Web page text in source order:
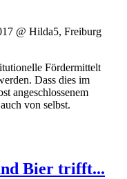
@ Hilda5, Freiburg
Fördermittelt
Dass dies im
angeschlossenem
von selbst.
Bier trifft...